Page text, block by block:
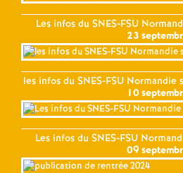
Les infos du SNES-FSU
23
les infos du SNES-FSU
10
Les infos du SNES-FSU
09